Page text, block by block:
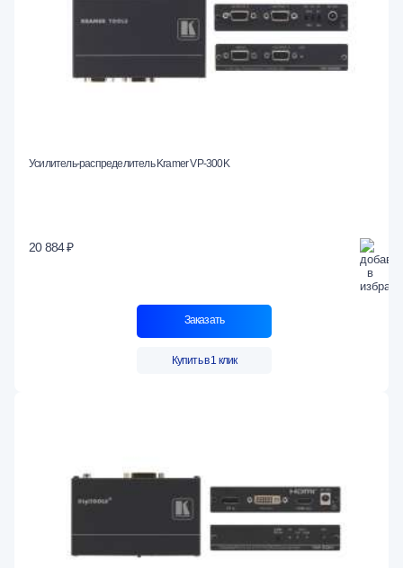
Усилитель-распределитель Kramer VP-300K
20 884 ₽
Заказать
Купить в 1 клик